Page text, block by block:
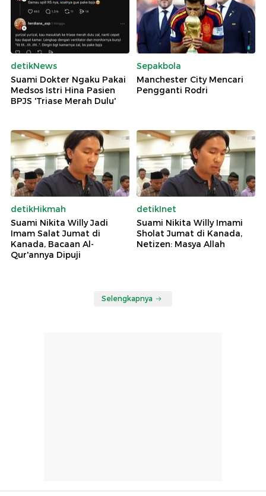
detikNews
Suami Dokter Ngaku Pakai
Medsos Istri Hina Pasien
BPJS 'Triase Merah Dulu'
Sepakbola
Manchester City Mencari
Pengganti Rodri
detikHikmah
Suami Nikita Willy Jadi
Imam Salat Jumat di
Kanada, Bacaan Al-
Qur'annya Dipuji
detikInet
Suami Nikita Willy Imami
Sholat Jumat di Kanada,
Netizen: Masya Allah
Selengkapnya